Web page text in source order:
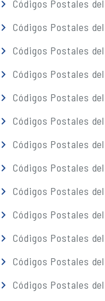
Códigos Postales
Códigos Postales
Códigos Postales
Códigos Postales
Códigos Postales
Códigos Postales
Códigos Postales
Códigos Postales
Códigos Postales
Códigos Postales
Códigos Postales
Códigos Postales
Códigos Postales